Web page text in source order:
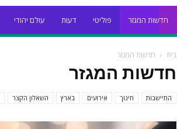
חדשות המגזר פוליטי דעות עולם יהודי
בית חדשות המגזר
חדשות המגזר
התיישבות חינוך אירועים בארץ השאלון הקצר